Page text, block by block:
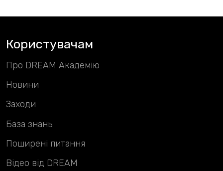
Користувачам
Про DREAM Академію
Новини
Заходи
База знань
Поширені питання
Відео від DREAM